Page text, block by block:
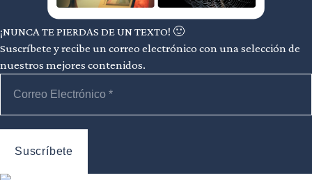
¡NUNCA TE PIERDAS DE UN TEXTO! 🙂
Suscríbete y recibe un correo electrónico con una selección de
nuestros mejores contenidos.